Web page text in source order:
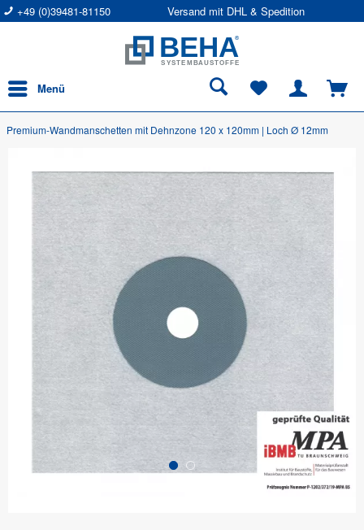
+49 (0)39481-81150 Versand mit DHL & Spedition
Menü
Premium-Wandmanschetten mit Dehnzone 120 x 120mm | Loch Ø 12mm